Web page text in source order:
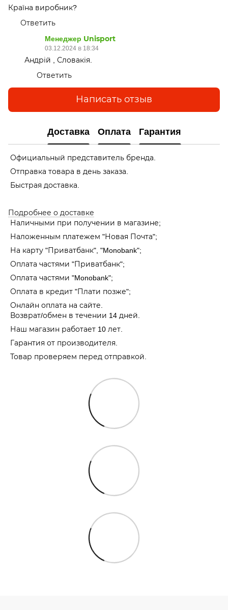
Країна виробник?
Ответить
Менеджер Unisport
03.12.2024 в 18:34
Андрій , Словакія.
Ответить
Написать отзыв
Доставка Оплата Гарантия
Официальный представитель бренда.
Отправка товара в день заказа.
Быстрая доставка.
Подробнее о доставке
Наличными при получении в магазине;
Наложенным платежем "Новая Почта";
На карту "Приватбанк", "Monobank";
Оплата частями "Приватбанк";
Оплата частями "Monobank";
Оплата в кредит "Плати позже";
Онлайн оплата на сайте.
Возврат/обмен в течении 14 дней.
Наш магазин работает 10 лет.
Гарантия от производителя.
Товар проверяем перед отправкой.